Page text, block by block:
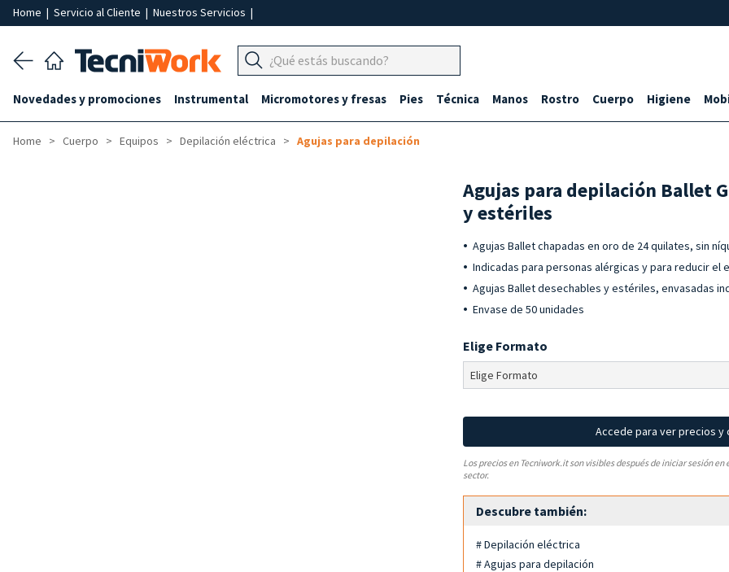
Home | Servicio al Cliente | Nuestros Servicios |
Novedades y promociones Instrumental Micromotores y fresas Pies Técnica Manos Rostro Cuerpo Higiene
Home Cuerpo Equipos Depilación eléctrica Agujas para depilación
Agujas para depilación Ballet
y estériles
Agujas Ballet chapadas en oro de 24 quilates, sin
Indicadas para personas alérgicas y para reducir el
Agujas Ballet desechables y estériles, envasadas
Envase de 50 unidades
Elige Formato
Accede para ver precios y
Los precios en Tecniwork.it son visibles después de iniciar sesión
sector.
Descubre también:
# Depilación eléctrica
# Agujas para depilación